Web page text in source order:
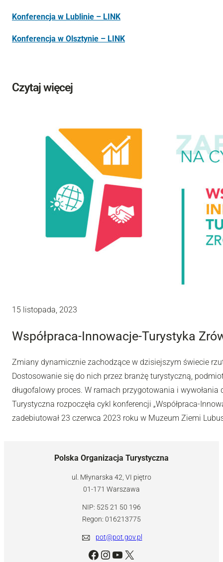
Konferencja w Lublinie – LINK
Konferencja w Olsztynie – LINK
Czytaj więcej
15 listopada, 2023
Współpraca-Innowacje-Turystyka
Zmiany dynamicznie zachodzące w dzisiejszym świecie
Dostosowanie się do nich przez branżę turystyczną,
długofalowy proces. W ramach przygotowania i
Turystyczna rozpoczęła cykl konferencji „Współpraca-
zadebiutował 23 czerwca 2023 roku w Muzeum Ziemi
Polska Organizacja Turystyczna
ul. Młynarska 42, VI piętro
01-171 Warszawa
NIP: 525 21 50 196
Regon: 016213775
pot@pot.gov.pl
Facebook Instagram YouTube X